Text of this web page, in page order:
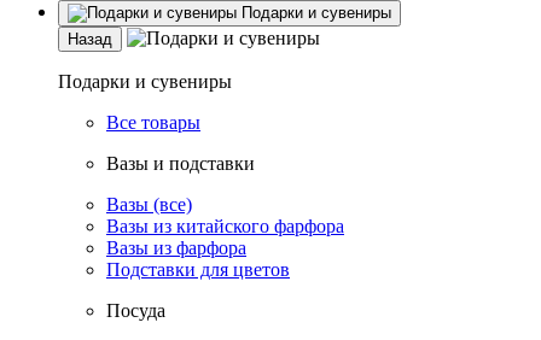
Подарки и сувениры
Назад
Подарки и сувениры
Все товары
Вазы и подставки
Вазы (все)
Вазы из китайского фарфора
Вазы из фарфора
Подставки для цветов
Посуда